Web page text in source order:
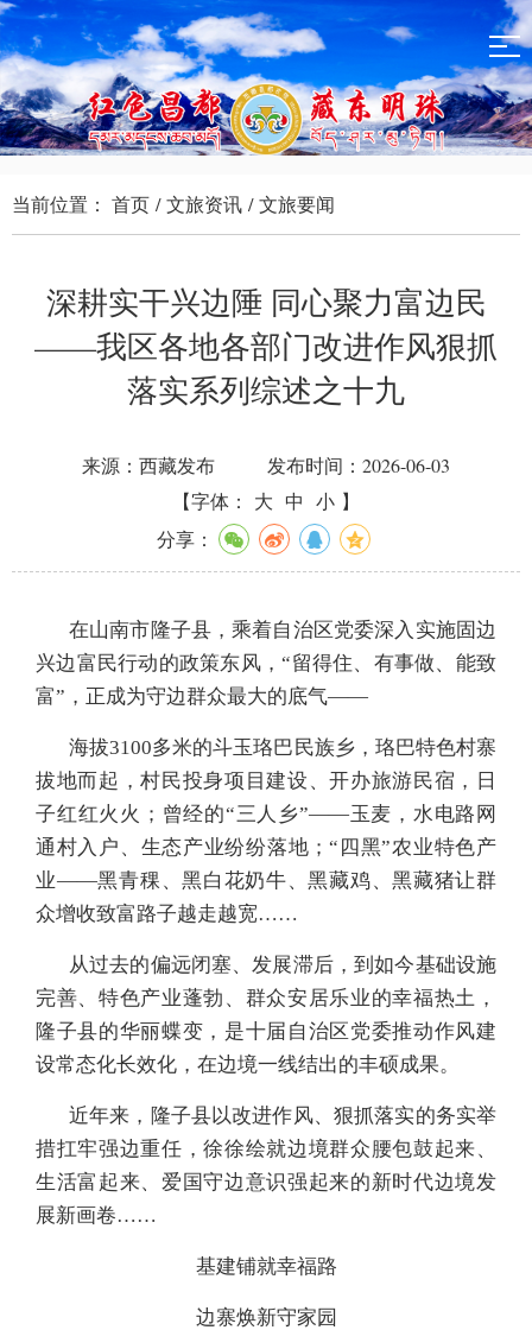
当前位置： 首页 /文旅资讯 /文旅要闻
深耕实干兴边陲 同心聚力富边民
——我区各地各部门改进作风狠抓
落实系列综述之十九
来源：西藏发布
发布时间：2026-06-03
【字体：
大 中 小 】
分享：
在山南市隆子县，乘着自治区党委深入实施固边
兴边富民行动的政策东风，“留得住、有事做、能致
富”，正成为守边群众最大的底气——
海拔3100多米的斗玉珞巴民族乡，珞巴特色村寨
拔地而起，村民投身项目建设、开办旅游民宿，日
子红红火火；曾经的“三人乡”——玉麦，水电路网
通村入户、生态产业纷纷落地；“四黑”农业特色产
业——黑青稞、黑白花奶牛、黑藏鸡、黑藏猪让群
众增收致富路子越走越宽……
从过去的偏远闭塞、发展滞后，到如今基础设施
完善、特色产业蓬勃、群众安居乐业的幸福热土，
隆子县的华丽蝶变，是十届自治区党委推动作风建
设常态化长效化，在边境一线结出的丰硕成果。
近年来，隆子县以改进作风、狠抓落实的务实举
措扛牢强边重任，徐徐绘就边境群众腰包鼓起来、
生活富起来、爱国守边意识强起来的新时代边境发
展新画卷……
基建铺就幸福路
边寨焕新守家园